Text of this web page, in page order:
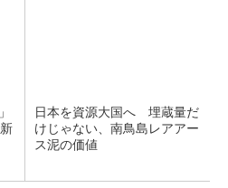
日本を資源大国へ 埋蔵量だ
けじゃない、南鳥島レアアー
ス泥の価値